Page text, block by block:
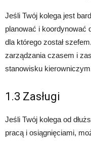
Jeśli Twój kolega jest
planować i koordynować
dla którego został
zarządzania czasem i
stanowisku
1.3 Zasługi
Jeśli Twój kolega od
pracą i osiągnięciami,